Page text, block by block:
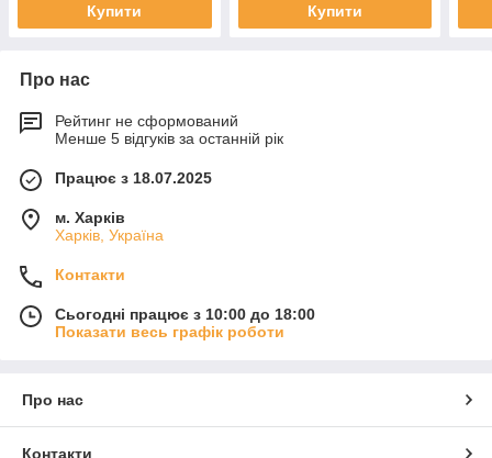
Купити Купити
Про нас
Рейтинг не сформований
Менше 5 відгуків за останній рік
Працює з 18.07.2025
м. Харків
Харків, Україна
Контакти
Сьогодні працює з 10:00 до 18:00
Показати весь графік роботи
Про нас
Контакти